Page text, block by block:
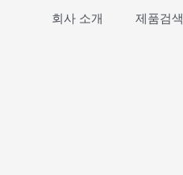
회사 소개 제품검색